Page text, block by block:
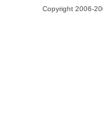
Copyright 2006-